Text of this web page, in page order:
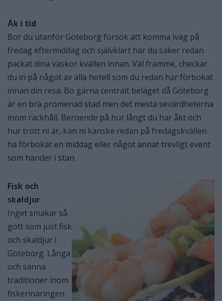
Åk i tid
Bor du utanför Göteborg försök att komma iväg på
fredag eftermiddag och självklart har du säker redan
packat dina väskor kvällen innan. Väl framme, checkar
du in på något av alla hotell som du redan har förbokat
innan din resa. Bo gärna centralt beläget då Göteborg
är en bra promenad stad men det mesta sevärdheterna
inom räckhåll. Beroende på hur långt du har åkt och
hur trött ni är, kan ni kanske redan på fredagskvällen
ha förbokat en middag eller något annat trevligt event
som händer i stan.
Fisk och
skaldjur
Inget smakar så
gott som just fisk
och skaldjur i
Göteborg. Långa
och sanna
traditioner inom
fiskerinäringen